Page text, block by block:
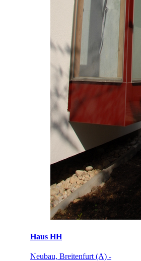
Haus HH
Neubau, Breitenfurt (A) -